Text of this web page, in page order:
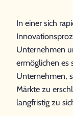
In einer sich
Unternehmen
ermöglichen es
Unternehmen,
Märkte zu
langfristig zu